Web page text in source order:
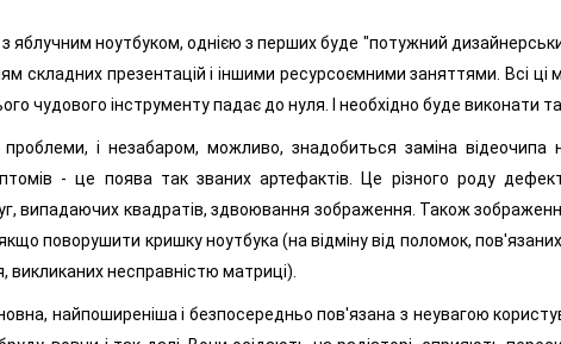
з яблучним ноутбуком, однією з перших буде "потужний
складних презентацій і іншими ресурсоємними заняттями. Всі
чудового інструменту падає до нуля. І необхідно буде виконати
і незабаром, можливо, знадобиться заміна відеочипа
- це поява так званих артефактів. Це різного роду
випадаючих квадратів, здвоювання зображення. Також
поворушити кришку ноутбука (на відміну від поломок,
викликаних несправністю матриці).
найпоширеніша і безпосередньо пов'язана з неувагою